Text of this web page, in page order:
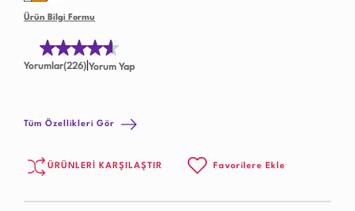
Ürün Bilgi Formu
Yorumlar(226) Yorum Yap
Tüm Özellikleri Gör
ÜRÜNLERİ KARŞILAŞTIR Favorilere Ekle